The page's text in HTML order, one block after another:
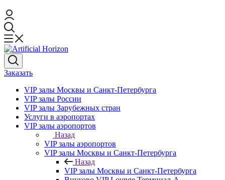
Заказать
VIP залы Москвы и Санкт-Петербурга
VIP залы Росcии
VIP залы Зарубежных стран
Услуги в аэропортах
VIP залы аэропортов
Назад
VIP залы аэропортов
VIP залы Москвы и Санкт-Петербурга
Назад
VIP залы Москвы и Санкт-Петербурга